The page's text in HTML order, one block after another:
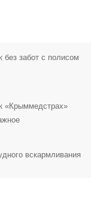
без забот с полисом
«Крыммедстрах»
вскармливания